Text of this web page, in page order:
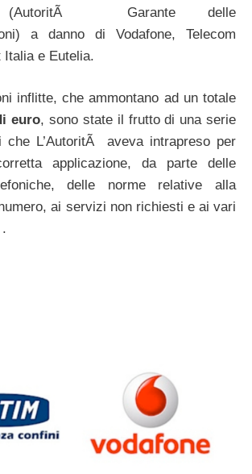
Garante delle
a danno di Vodafone, Telecom
e Eutelia.
inflitte, che ammontano ad un totale
euro, sono state il frutto di una serie
che L’AutoritÃ aveva intrapreso per
applicazione, da parte delle
delle norme relative alla
ai servizi non richiesti e ai vari